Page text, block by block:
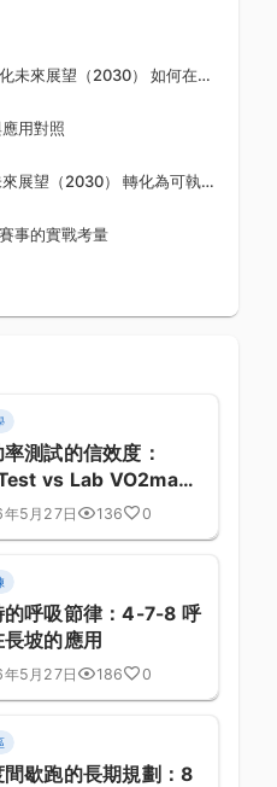
生理與神經肌肉機制：路跑文化未來展望（2030） 如何在體內運作
用對照
實務課表設計：把 路跑文化未來展望（2030） 轉化為可執行的訓練
事的實戰考量
測試的信效度：
vs Lab VO2max
性5月27日 136 0
的呼吸節律：4-7-8 呼
坡的應用
5月27日 186 0
歇跑的長期規劃：8